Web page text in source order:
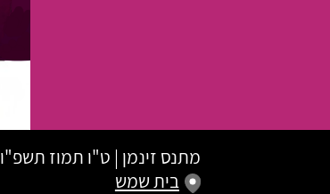
מתנס זינמן | ט"ו תמוז תשפ"ו
בית שמש